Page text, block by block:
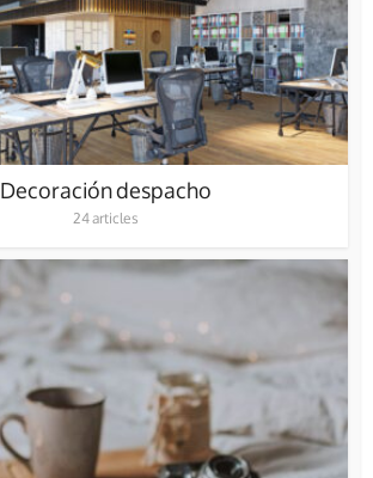
Decoración despacho
24 articles